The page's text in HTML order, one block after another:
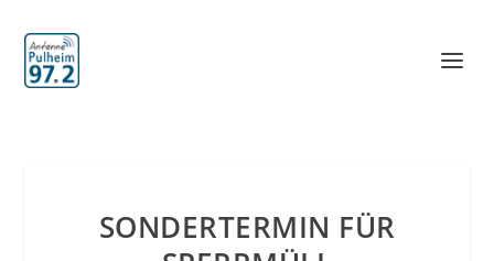
SONDERTERMIN FÜR